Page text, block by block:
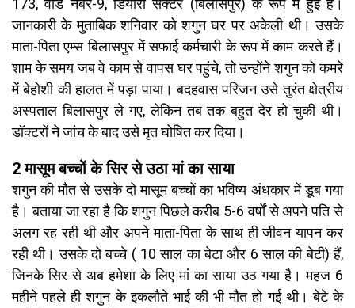
173, वार्ड नंबर-9, डियारा सैक्टर (बिलासपुर) के रूप में हुई है।
जानकारी के मुताबिक शनिवार को शगुन घर पर अकेली थी। उसके
माता-पिता एम्स बिलासपुर में सफाई कर्मचारी के रूप में काम करते हैं।
शाम के समय जब वे काम से वापस घर पहुंचे, तो उन्होंने शगुन को कमरे
में बेहोशी की हालत में पड़ा पाया। बदहवास परिजन उसे तुरंत क्षेत्रीय
अस्पताल बिलासपुर ले गए, लेकिन तब तक बहुत देर हो चुकी थी।
डॉक्टरों ने जांच के बाद उसे मृत घोषित कर दिया।
2 मासूम बच्चों के सिर से उठा मां का साया
शगुन की मौत से उसके दो मासूम बच्चों का भविष्य अंधकार में डूब गया
है। बताया जा रहा है कि शगुन पिछले करीब 5-6 वर्षों से अपने पति से
अलग रह रही थी और अपने माता-पिता के साथ ही जीवन यापन कर
रही थी। उसके दो बच्चे ( 10 साल का बेटा और 6 साल की बेटी) हैं,
जिनके सिर से अब हमेशा के लिए मां का साया उठ गया है। महज 6
महीने पहले ही शगुन के इकलौते भाई की भी मौत हो गई थी। बेटे के